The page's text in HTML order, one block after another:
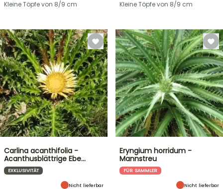
Kleine Töpfe von 8/9 cm Kleine Töpfe von 8/9 cm
Carlina acanthifolia -
Acanthusblättrige Ebe…
EXKLUSIVITÄT
Nicht lieferbar
Eryngium horridum -
Mannstreu
FÜR SAMMLER
Nicht lieferbar